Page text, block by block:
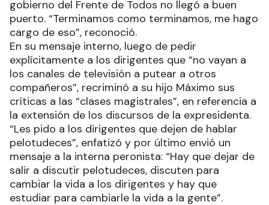
gobierno del Frente de Todos no llegó a buen
puerto. “Terminamos como terminamos, me hago
cargo de eso”, reconoció.
En su mensaje interno, luego de pedir
explícitamente a los dirigentes que “no vayan a
los canales de televisión a putear a otros
compañeros”, recriminó a su hijo Máximo sus
críticas a las “clases magistrales”, en referencia a
la extensión de los discursos de la expresidenta.
“Les pido a los dirigentes que dejen de hablar
pelotudeces”, enfatizó y por último envió un
mensaje a la interna peronista: “Hay que dejar de
salir a discutir pelotudeces, discuten para
cambiar la vida a los dirigentes y hay que
estudiar para cambiarle la vida a la gente”.